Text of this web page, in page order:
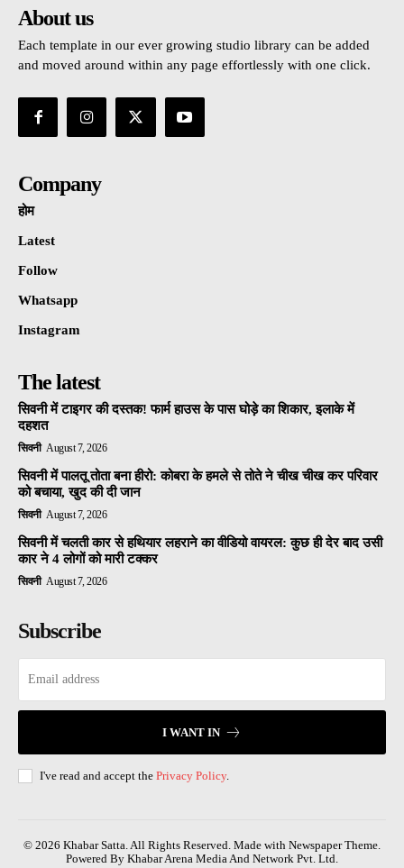
About us
Each template in our ever growing studio library can be added
and moved around within any page effortlessly with one click.
Company
होम
Latest
Follow
Whatsapp
Instagram
The latest
सिवनी में टाइगर की दस्तक! फार्म हाउस के पास घोड़े का शिकार, इलाके में
दहशत
सिवनी August 7, 2026
सिवनी में पालतू तोता बना हीरो: कोबरा के हमले से तोते ने चीख चीख कर परिवार
को बचाया, खुद की दी जान
सिवनी August 7, 2026
सिवनी में चलती कार से हथियार लहराने का वीडियो वायरल: कुछ ही देर बाद उसी
कार ने 4 लोगों को मारी टक्कर
सिवनी August 7, 2026
Subscribe
I WANT IN
I've read and accept the Privacy Policy.
© 2026 Khabar Satta. All Rights Reserved. Made with Newspaper Theme.
Powered By Khabar Arena Media And Network Pvt. Ltd.